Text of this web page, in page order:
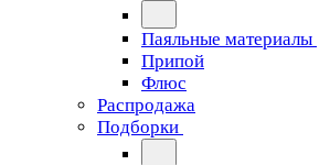
Паяльные материалы
Припой
Флюс
Распродажа
Подборки